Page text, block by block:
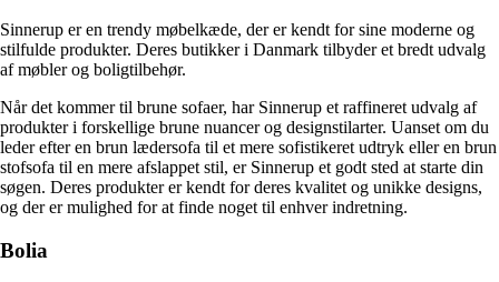
Sinnerup er en trendy møbelkæde, der er kendt for sine moderne og
stilfulde produkter. Deres butikker i Danmark tilbyder et bredt udvalg
af møbler og boligtilbehør.
Når det kommer til brune sofaer, har Sinnerup et raffineret udvalg af
produkter i forskellige brune nuancer og designstilarter. Uanset om du
leder efter en brun lædersofa til et mere sofistikeret udtryk eller en brun
stofsofa til en mere afslappet stil, er Sinnerup et godt sted at starte din
søgen. Deres produkter er kendt for deres kvalitet og unikke designs,
og der er mulighed for at finde noget til enhver indretning.
Bolia